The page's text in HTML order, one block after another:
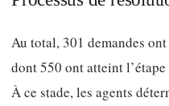
Au total, 301 demandes
dont 550 ont atteint l’étape
À ce stade, les agents